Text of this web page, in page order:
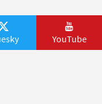
YouTube